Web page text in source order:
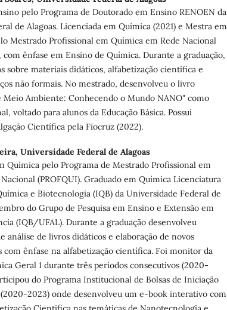
pelo Programa de Doutorado em Ensino RENOEN da
de Alagoas. Licenciada em Química (2021) e Mestra em
Mestrado Profissional em Química em Rede Nacional
com ênfase em Ensino de Química. Durante a graduação,
sobre materiais didáticos, alfabetização científica e
não formais. No mestrado, desenvolveu o livro
Meio Ambiente: Conhecendo o Mundo NANO" como
voltado para alunos da Educação Básica. Possui
Científica pela Fiocruz (2022).
Universidade Federal de Alagoas
Química pelo Programa de Mestrado Profissional em
(PROFQUI). Graduado em Química Licenciatura
e Biotecnologia (IQB) da Universidade Federal de
do Grupo de Pesquisa em Ensino e Extensão em
(IQB/UFAL). Durante a graduação desenvolveu
análise de livros didáticos e elaboração de novos
com ênfase na alfabetização científica. Foi monitor da
Geral 1 durante três períodos consecutivos (2020-
do Programa Institucional de Bolsas de Iniciação
2023) onde desenvolveu um e-book interativo com